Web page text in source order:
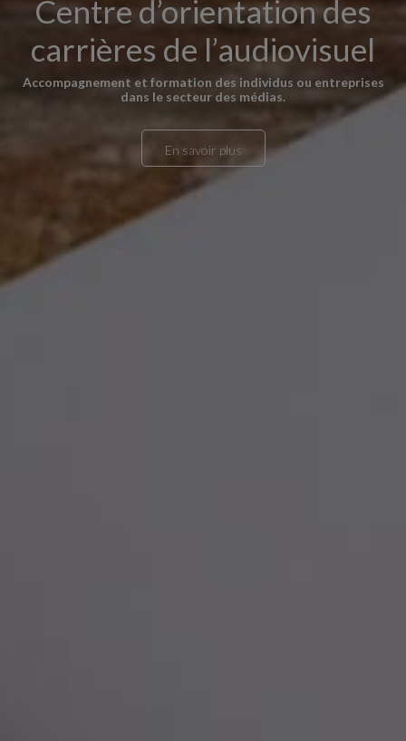
Centre d’orientation des
carrières de l’audiovisuel
Accompagnement et formation des individus ou entreprises
dans le secteur des médias.
En savoir plus